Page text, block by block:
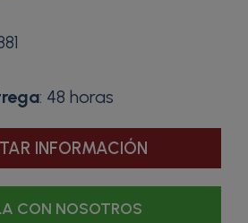
: 48 horas
INFORMACIÓN
CON NOSOTROS